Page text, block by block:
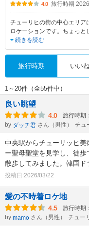
4.0 旅行時期
チューリヒの街の中心エリア
ロケーションです。ちょっと
続きを読む
旅行時期 いい
1～20件（全55件中）
良い眺望
4.0 旅行時期
by ダッチ君 さん（男性） チュ
中央駅からチューリッヒ美
ー聖母聖堂を見学し、徒
散歩してみました。韓国ド
投稿日:2026/03/22
愛の不時着ロケ地
4.5 旅行時期
by mamo さん（男性） チュー